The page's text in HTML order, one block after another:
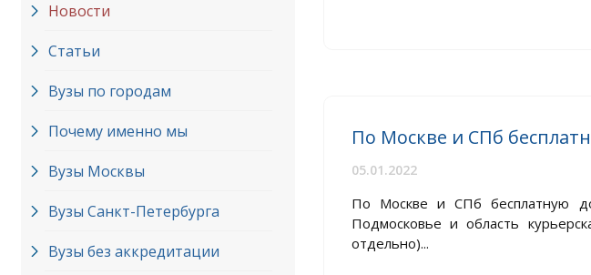
Новости
Статьи
Вузы по городам
Почему именно мы
Вузы Москвы
Вузы Cанкт-Петербурга
Вузы без аккредитации
По Москве и СПб
05.01.2022
По Москве и СПб бесплатную
Подмосковье и область
отдельно)...